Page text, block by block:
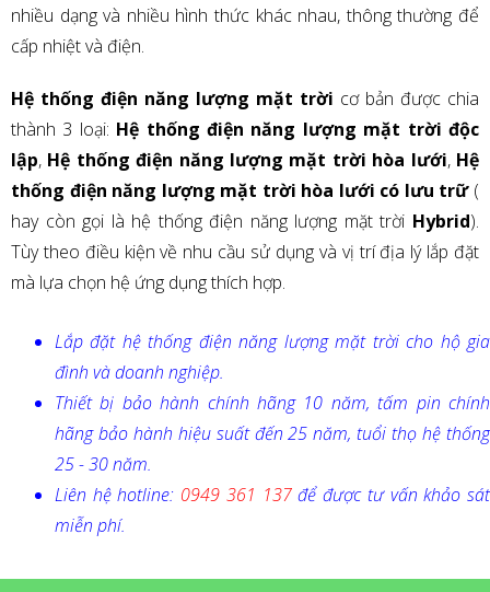
nhiều dạng và nhiều hình thức khác nhau, thông thường để
cấp nhiệt và điện.
Hệ thống điện năng lượng mặt trời cơ bản được chia
thành 3 loại: Hệ thống điện năng lượng mặt trời độc
lập, Hệ thống điện năng lượng mặt trời hòa lưới, Hệ
thống điện năng lượng mặt trời hòa lưới có lưu trữ(
hay còn gọi là hệ thống điện năng lượng mặt trời Hybrid).
Tùy theo điều kiện về nhu cầu sử dụng và vị trí địa lý lắp đặt
mà lựa chọn hệ ứng dụng thích hợp.
Lắp đặt hệ thống điện năng lượng mặt trời cho hộ gia
đình và doanh nghiệp.
Thiết bị bảo hành chính hãng 10 năm, tấm pin chính
hãng bảo hành hiệu suất đến 25 năm, tuổi thọ hệ thống
25 - 30 năm.
Liên hệ hotline: 0949 361 137để được tư vấn khảo sát
miễn phí.